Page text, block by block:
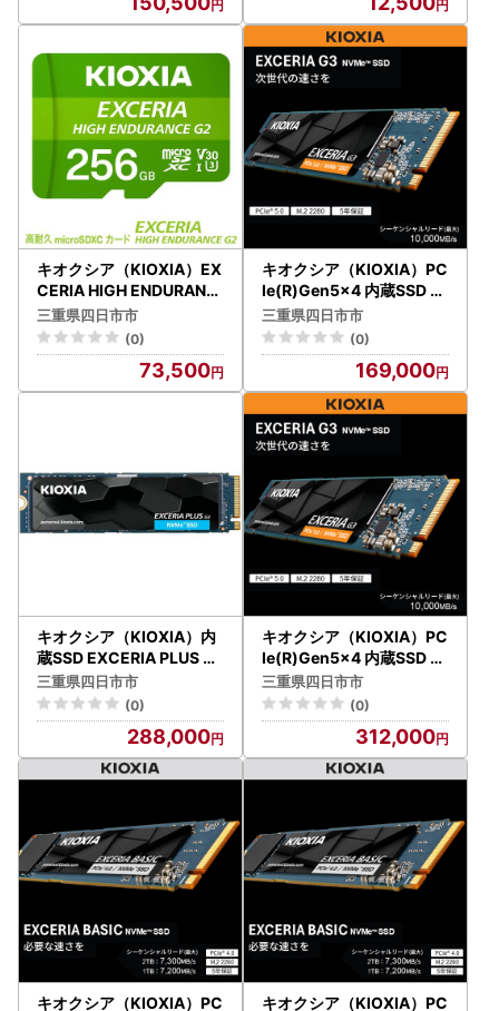
キオクシア（KIOXIA）EX
CERIA HIGH ENDURANC
E G2 高耐久 microSDHC/
microSDXC UHS-Iメモリ
カード 256GB
三重県四日市市
(0)
73,500
キオクシア（KIOXIA）PC
Ie(R)Gen5x4 内蔵SSD E
XCERIA G3 1TB NVMe M.
2 Type2280
三重県四日市市
(0)
169,000
キオクシア（KIOXIA）内
蔵SSD EXCERIA PLUS G
3 2TB
三重県四日市市
(0)
288,000
キオクシア（KIOXIA）PC
Ie(R)Gen5x4 内蔵SSD E
XCERIA G3 2TB NVMe M
.2 Type2280
三重県四日市市
(0)
312,000
キオクシア（KIOXIA）PC
キオクシア（KIOXIA）PC